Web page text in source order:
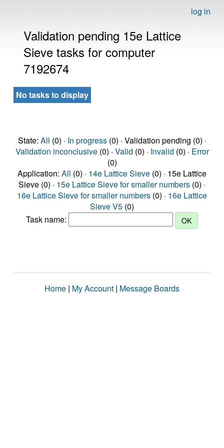
log in
Validation pending 15e Lattice
Sieve tasks for computer
7192674
No tasks to display
State: All (0) · In progress(0) · Validation pending (0) ·
Validation inconclusive(0) · Valid (0) · Invalid (0) · Error
(0)
Application: All (0) · 14e Lattice Sieve (0) · 15e Lattice
Sieve (0) · 15e Lattice Sieve for smaller numbers (0) ·
16e Lattice Sieve for smaller numbers (0) · 16e Lattice
Sieve V5 (0)
Task name:
Home | My Account | Message Boards